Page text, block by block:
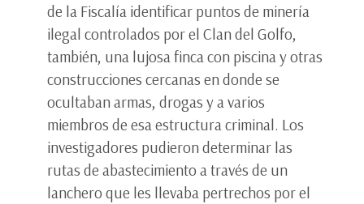
de la Fiscalía identificar puntos de minería
ilegal controlados por el Clan del Golfo,
también, una lujosa finca con piscina y otras
construcciones cercanas en donde se
ocultaban armas, drogas y a varios
miembros de esa estructura criminal. Los
investigadores pudieron determinar las
rutas de abastecimiento a través de un
lanchero que les llevaba pertrechos por el